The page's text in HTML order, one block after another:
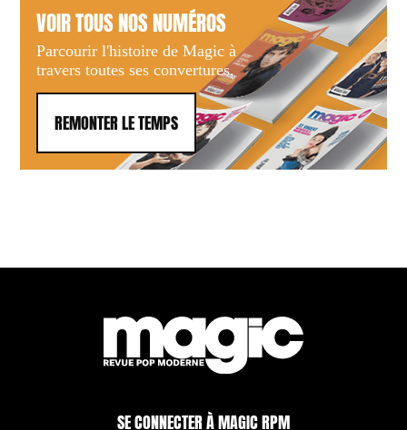
VOIR TOUS NOS NUMÉROS
Parcourir l'histoire de Magic à
travers toutes ses convertures.
REMONTER LE TEMPS
SE CONNECTER À MAGIC RPM